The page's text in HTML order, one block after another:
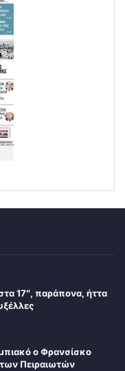
17″, παράπονα, ήττα
ο Φρανσίσκο
Πειραιωτών